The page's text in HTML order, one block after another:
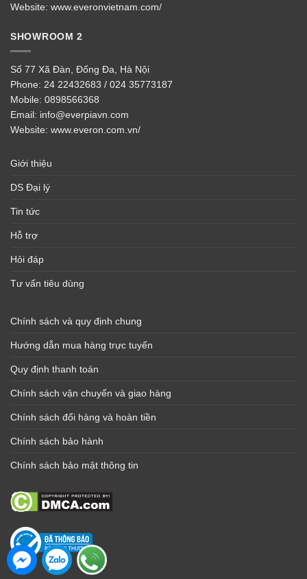
Website: www.everonvietnam.com/
SHOWROOM 2
Số 77 Xã Đàn, Đống Đa, Hà Nội
Phone: 24 22432683 / 024 35773187
Mobile: 0898566368
Email: info@everpiavn.com
Website: www.everon.com.vn/
Giới thiệu
DS Đại lý
Tin tức
Hỗ trợ
Hỏi đáp
Tư vấn tiêu dùng
Chính sách và quy định chung
Hướng dẫn mua hàng trực tuyến
Quy định thanh toán
Chính sách vận chuyển và giao hàng
Chính sách đổi hàng và hoàn tiền
Chính sách bảo hành
Chính sách bảo mật thông tin